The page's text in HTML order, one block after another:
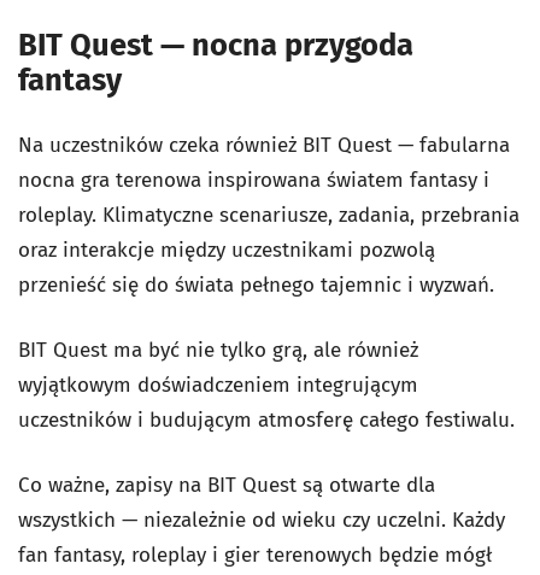
BIT Quest — nocna przygoda
fantasy
Na uczestników czeka również BIT Quest — fabularna
nocna gra terenowa inspirowana światem fantasy i
roleplay. Klimatyczne scenariusze, zadania, przebrania
oraz interakcje między uczestnikami pozwolą
przenieść się do świata pełnego tajemnic i wyzwań.
BIT Quest ma być nie tylko grą, ale również
wyjątkowym doświadczeniem integrującym
uczestników i budującym atmosferę całego festiwalu.
Co ważne, zapisy na BIT Quest są otwarte dla
wszystkich — niezależnie od wieku czy uczelni. Każdy
fan fantasy, roleplay i gier terenowych będzie mógł